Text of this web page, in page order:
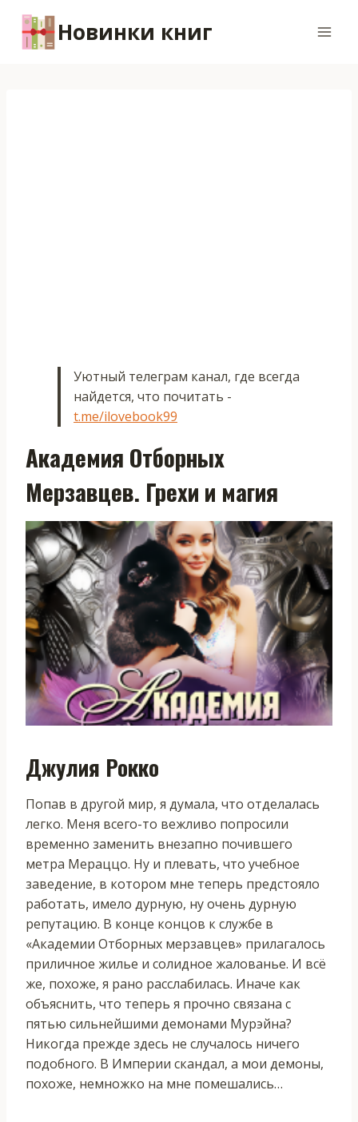
содержимому
Новинки книг
Уютный телеграм канал, где всегда
найдется, что почитать -
t.me/ilovebook99
Академия Отборных
Мерзавцев. Грехи и магия
Джулия Рокко
Попав в другой мир, я думала, что отделалась
легко. Меня всего-то вежливо попросили
временно заменить внезапно почившего
метра Мераццо. Ну и плевать, что учебное
заведение, в котором мне теперь предстояло
работать, имело дурную, ну очень дурную
репутацию. В конце концов к службе в
«Академии Отборных мерзавцев» прилагалось
приличное жилье и солидное жалованье. И всё
же, похоже, я рано расслабилась. Иначе как
объяснить, что теперь я прочно связана с
пятью сильнейшими демонами Мурэйна?
Никогда прежде здесь не случалось ничего
подобного. В Империи скандал, а мои демоны,
похоже, немножко на мне помешались…